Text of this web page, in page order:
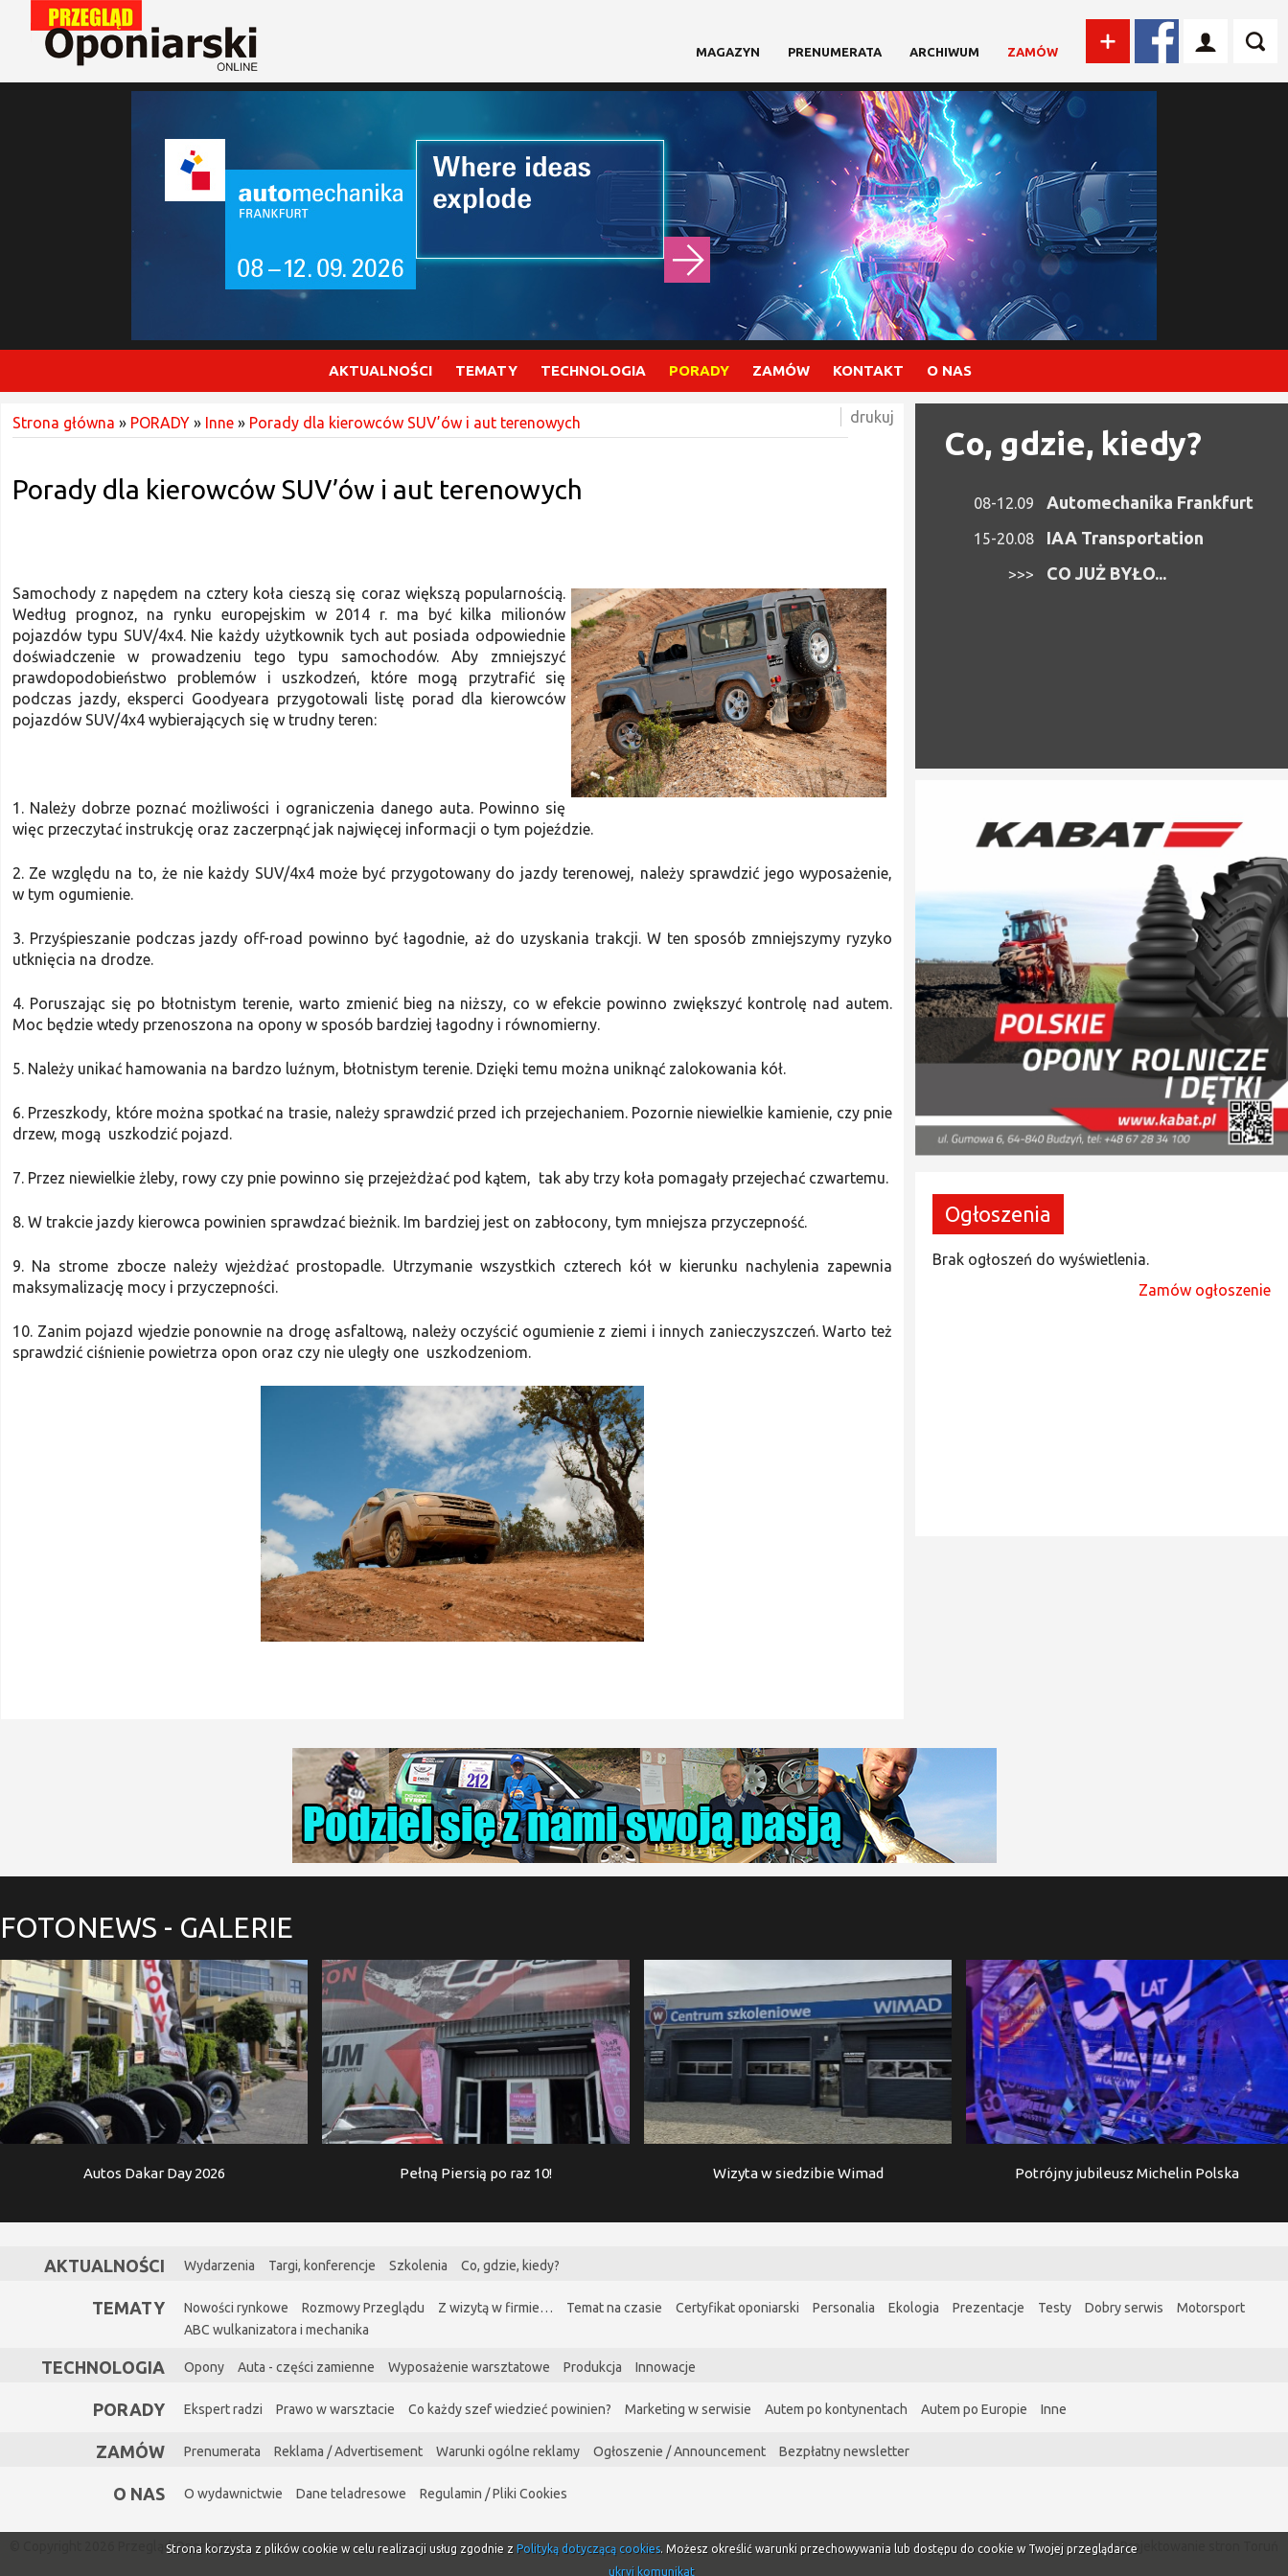
MAGAZYN PRENUMERATA ARCHIWUM ZAMÓW
AKTUALNOŚCI TEMATY TECHNOLOGIA PORADY ZAMÓW KONTAKT O NAS
Strona główna » PORADY » Inne » Porady dla kierowców SUV’ów i aut terenowych
Porady dla kierowców SUV’ów i aut terenowych
Samochody z napędem na cztery koła cieszą się coraz większą popularnością.
Według prognoz, na rynku europejskim w 2014 r. ma być kilka milionów
pojazdów typu SUV/4x4. Nie każdy użytkownik tych aut posiada odpowiednie
doświadczenie w prowadzeniu tego typu samochodów. Aby zmniejszyć
prawdopodobieństwo problemów i uszkodzeń, które mogą przytrafić się
podczas jazdy, eksperci Goodyeara przygotowali listę porad dla kierowców
pojazdów SUV/4x4 wybierających się w trudny teren:
1. Należy dobrze poznać możliwości i ograniczenia danego auta. Powinno się
więc przeczytać instrukcję oraz zaczerpnąć jak najwięcej informacji o tym pojeździe.
2. Ze względu na to, że nie każdy SUV/4x4 może być przygotowany do jazdy terenowej, należy sprawdzić jego wyposażenie,
w tym ogumienie.
3. Przyśpieszanie podczas jazdy off-road powinno być łagodnie, aż do uzyskania trakcji. W ten sposób zmniejszymy ryzyko
utknięcia na drodze.
4. Poruszając się po błotnistym terenie, warto zmienić bieg na niższy, co w efekcie powinno zwiększyć kontrolę nad autem.
Moc będzie wtedy przenoszona na opony w sposób bardziej łagodny i równomierny.
5. Należy unikać hamowania na bardzo luźnym, błotnistym terenie. Dzięki temu można uniknąć zalokowania kół.
6. Przeszkody, które można spotkać na trasie, należy sprawdzić przed ich przejechaniem. Pozornie niewielkie kamienie, czy pnie
drzew, mogą uszkodzić pojazd.
7. Przez niewielkie żleby, rowy czy pnie powinno się przejeżdżać pod kątem, tak aby trzy koła pomagały przejechać czwartemu.
8. W trakcie jazdy kierowca powinien sprawdzać bieżnik. Im bardziej jest on zabłocony, tym mniejsza przyczepność.
9. Na strome zbocze należy wjeżdżać prostopadle. Utrzymanie wszystkich czterech kół w kierunku nachylenia zapewnia
maksymalizację mocy i przyczepności.
10. Zanim pojazd wjedzie ponownie na drogę asfaltową, należy oczyścić ogumienie z ziemi i innych zanieczyszczeń. Warto też
sprawdzić ciśnienie powietrza opon oraz czy nie uległy one uszkodzeniom.
drukuj
Co, gdzie, kiedy?
08-12.09 Automechanika Frankfurt
15-20.08 IAA Transportation
>>> CO JUŻ BYŁO...
Ogłoszenia
Brak ogłoszeń do wyświetlenia.
Zamów ogłoszenie
FOTONEWS - GALERIE
Autos Dakar Day 2026 Pełną Piersią po raz 10! Wizyta w siedzibie Wimad Potrójny jubileusz Michelin Polska
AKTUALNOŚCI Wydarzenia Targi, konferencje Szkolenia Co, gdzie, kiedy?
TEMATY Nowości rynkowe Rozmowy Przeglądu Z wizytą w firmie… Temat na czasie Certyfikat oponiarski Personalia Ekologia Prezentacje Testy Dobry serwis
Motorsport
ABC wulkanizatora i mechanika
TECHNOLOGIA Opony Auta - części zamienne Wyposażenie warsztatowe Produkcja Innowacje
PORADY Ekspert radzi Prawo w warsztacie Co każdy szef wiedzieć powinien? Marketing w serwisie Autem po kontynentach Autem po Europie Inne
ZAMÓW Prenumerata Reklama / Advertisement Warunki ogólne reklamy Ogłoszenie / Announcement Bezpłatny newsletter
O NAS O wydawnictwie Dane teladresowe Regulamin / Pliki Cookies
© Copyright 2026 Przegląd Oponiarski Projektowanie stron Toruń
Strona korzysta z plików cookie w celu realizacji usług zgodnie z Polityką dotyczącą cookies. Możesz określić warunki przechowywania lub dostępu do cookie w Twojej przeglądarce
ukryj komunikat